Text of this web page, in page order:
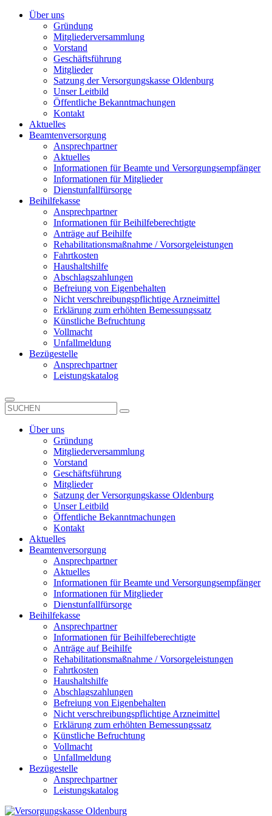
Über uns
Gründung
Mitgliederversammlung
Vorstand
Geschäftsführung
Mitglieder
Satzung der Versorgungskasse Oldenburg
Unser Leitbild
Öffentliche Bekanntmachungen
Kontakt
Aktuelles
Beamtenversorgung
Ansprechpartner
Aktuelles
Informationen für Beamte und Versorgungsempfänger
Informationen für Mitglieder
Dienstunfallfürsorge
Beihilfekasse
Ansprechpartner
Informationen für Beihilfeberechtigte
Anträge auf Beihilfe
Rehabilitationsmaßnahme / Vorsorgeleistungen
Fahrtkosten
Haushaltshilfe
Abschlagszahlungen
Befreiung von Eigenbehalten
Nicht verschreibungspflichtige Arzneimittel
Erklärung zum erhöhten Bemessungssatz
Künstliche Befruchtung
Vollmacht
Unfallmeldung
Bezügestelle
Ansprechpartner
Leistungskatalog
Über uns
Gründung
Mitgliederversammlung
Vorstand
Geschäftsführung
Mitglieder
Satzung der Versorgungskasse Oldenburg
Unser Leitbild
Öffentliche Bekanntmachungen
Kontakt
Aktuelles
Beamtenversorgung
Ansprechpartner
Aktuelles
Informationen für Beamte und Versorgungsempfänger
Informationen für Mitglieder
Dienstunfallfürsorge
Beihilfekasse
Ansprechpartner
Informationen für Beihilfeberechtigte
Anträge auf Beihilfe
Rehabilitationsmaßnahme / Vorsorgeleistungen
Fahrtkosten
Haushaltshilfe
Abschlagszahlungen
Befreiung von Eigenbehalten
Nicht verschreibungspflichtige Arzneimittel
Erklärung zum erhöhten Bemessungssatz
Künstliche Befruchtung
Vollmacht
Unfallmeldung
Bezügestelle
Ansprechpartner
Leistungskatalog